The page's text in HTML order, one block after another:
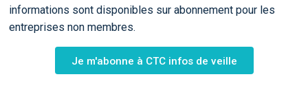
informations sont disponibles sur abonnement pour les
entreprises non membres.
Je m'abonne à CTC infos de veille